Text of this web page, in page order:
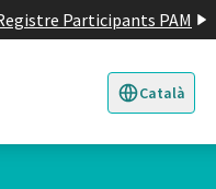
Participants PAM
Català
Triar la llengua